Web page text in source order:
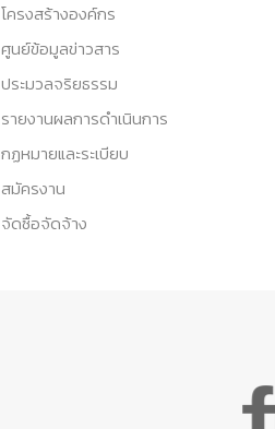
โครงสร้างองค์กร
ศูนย์ข้อมูลข่าวสาร
ประมวลจริยธรรม
รายงานผลการดำเนินการ
กฏหมายและระเบียบ
สมัครงาน
จัดซื้อจัดจ้าง